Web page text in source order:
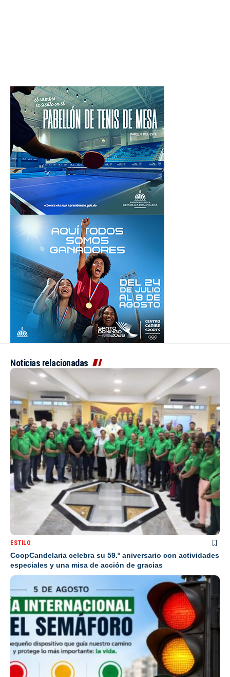
Noticias relacionadas
ESTILO
CoopCandelaria celebra su 59.º aniversario con actividades
especiales y una misa de acción de gracias